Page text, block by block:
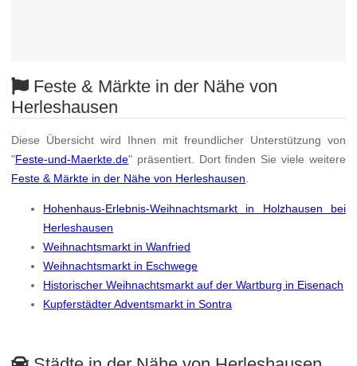
Feste & Märkte in der Nähe von
Herleshausen
Diese Übersicht wird Ihnen mit freundlicher Unterstützung von
"Feste-und-Maerkte.de" präsentiert. Dort finden Sie viele weitere
Feste & Märkte in der Nähe von Herleshausen
Hohenhaus-Erlebnis-Weihnachtsmarkt in Holzhausen bei
Herleshausen
Weihnachtsmarkt in Wanfried
Weihnachtsmarkt in Eschwege
Historischer Weihnachtsmarkt auf der Wartburg in Eisenach
Kupferstädter Adventsmarkt in Sontra